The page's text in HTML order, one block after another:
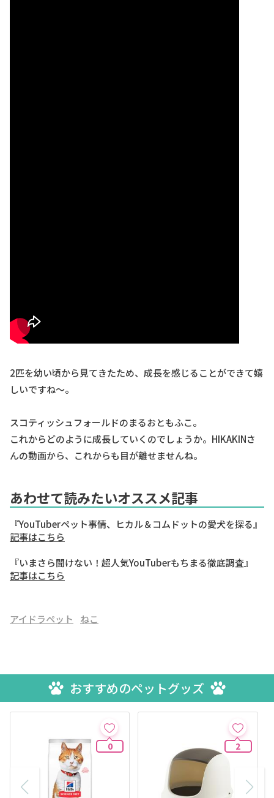
2匹を幼い頃から見てきたため、成長を感じることができて嬉
しいですね〜。
スコティッシュフォールドのまるおともふこ。
これからどのように成長していくのでしょうか。HIKAKINさ
んの動画から、これからも目が離せませんね。
あわせて読みたいオススメ記事
『YouTuberペット事情、ヒカル＆コムドットの愛犬を探る』
記事はこちら
『いまさら聞けない！超人気YouTuberもちまる徹底調査』
記事はこちら
アイドラペット ねこ
おすすめのペットグッズ
0 2